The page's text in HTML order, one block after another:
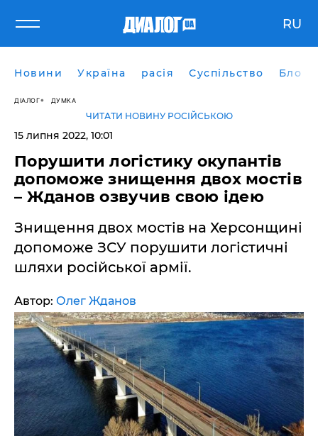
RU
Новини Україна расія Суспільство Блоги
ДІАЛОГ ДУМКА
ЧИТАТИ НОВИНУ РОСІЙСЬКОЮ
15 липня 2022, 10:01
Порушити логістику окупантів
допоможе знищення двох мостів
– Жданов озвучив свою ідею
Знищення двох мостів на Херсонщині
допоможе ЗСУ порушити логістичні
шляхи російської армії.
Автор: Олег Жданов